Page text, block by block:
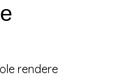
rendere